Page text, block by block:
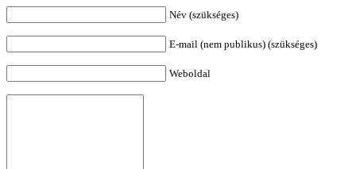
Név (szükséges)
E-mail (nem publikus) (szükséges)
Weboldal